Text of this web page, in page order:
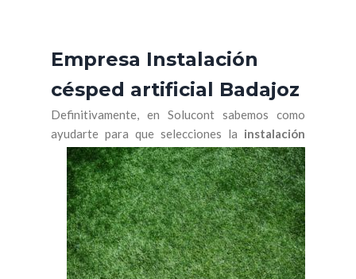
Empresa Instalación
césped artificial Badajoz
Definitivamente, en Solucont sabemos como
ayudarte para que selecciones la instalación